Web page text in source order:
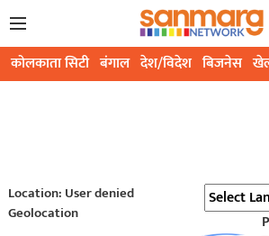
कोलकाता सिटी बंगाल देश/विदेश बिजनेस
Location: User denied
Geolocation